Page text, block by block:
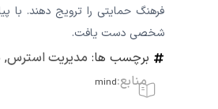
فرهنگ حمایتی را ترویج دهند. با
شخصی دست یافت.
برچسب ها: مدیریت استرس,
منابع:mind